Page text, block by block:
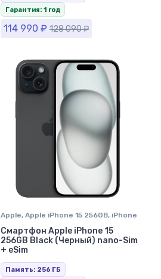
Гарантия: 1 год
114 990 ₽ 128 090₽
Apple, Apple iPhone 15 256GB, iPhone
15
iPhone в Ставрополе
Смартфон Apple iPhone 15
256GB Black (Черный) nano-Sim
+ eSim
Память: 256 ГБ